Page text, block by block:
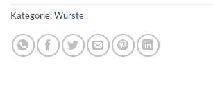
Kategorie:Würste